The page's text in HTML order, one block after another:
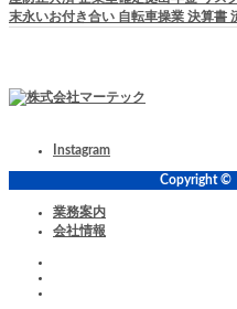
Instagram
Copyright ©
業務案内
会社情報